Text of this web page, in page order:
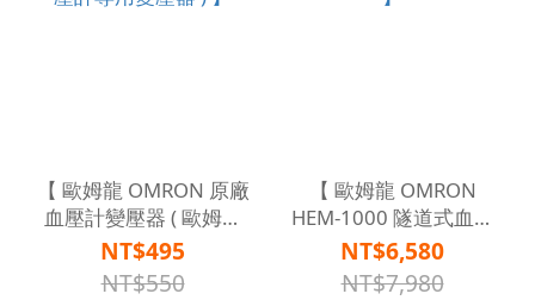
【 歐姆龍 OMRON 原廠
血壓計變壓器 ( 歐姆龍
NT$495
NT$550
【 歐姆龍 OMRON
HEM-1000 隧道式血壓
計 】
NT$6,580
NT$7,980